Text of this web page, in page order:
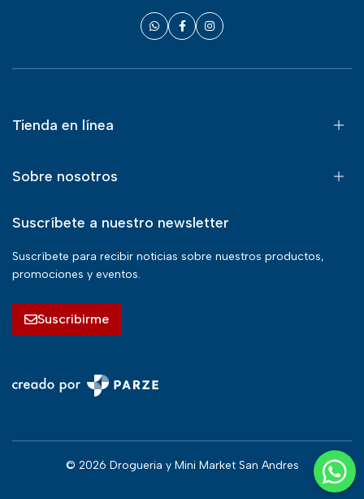
Tienda en línea
Sobre nosotros
Suscríbete a nuestro newsletter
Suscríbete para recibir noticias sobre nuestros productos,
promociones y eventos.
Suscribirme
© 2026 Drogueria y Mini Market San Andres